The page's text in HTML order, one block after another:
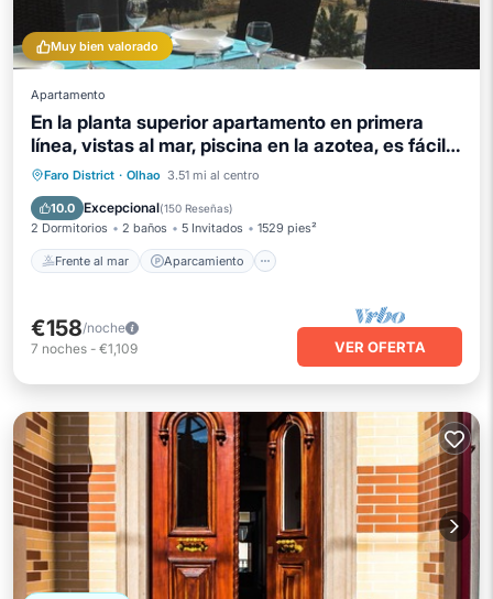
Muy bien valorado
Apartamento
En la planta superior apartamento en primera
línea, vistas al mar, piscina en la azotea, es fácil
caminar histórico Olhao
Faro District · Olhao 3.51 mi al centro
10.0 Excepcional(150 Reseñas)
2 Dormitorios 2 baños 5 Invitados 1529 pies²
Frente al mar Aparcamiento
Frente al mar Aparcamiento
Vista al mar
€158/noche
7 noches - €1,109 VER OFERTA